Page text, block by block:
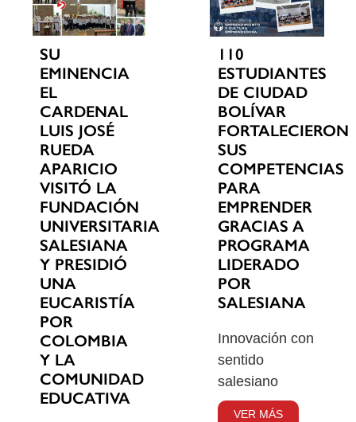
SU
EMINENCIA
EL
CARDENAL
LUIS JOSÉ
RUEDA
APARICIO
VISITÓ LA
FUNDACIÓN
UNIVERSITARIA
SALESIANA
Y PRESIDIÓ
UNA
EUCARISTÍA
POR
COLOMBIA
Y LA
COMUNIDAD
EDUCATIVA
110
ESTUDIANTES
DE CIUDAD
BOLÍVAR
FORTALECIERON
SUS
COMPETENCIAS
PARA
EMPRENDER
GRACIAS A
PROGRAMA
LIDERADO
POR
SALESIANA
Innovación con
sentido
salesiano
VER MÁS